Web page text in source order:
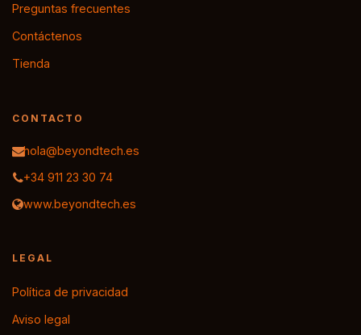
Preguntas frecuentes
Contáctenos
Tienda
CONTACTO
hola@beyondtech.es
+34 911 23 30 74
www.beyondtech.es
LEGAL
Política de privacidad
Aviso legal